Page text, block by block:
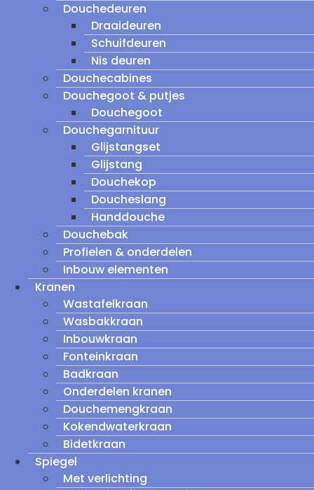
Douchedeuren
Draaideuren
Schuifdeuren
Nis deuren
Douchecabines
Douchegoot & putjes
Douchegoot
Douchegarnituur
Glijstangset
Glijstang
Douchekop
Doucheslang
Handdouche
Douchebak
Profielen & onderdelen
Inbouw elementen
Kranen
Wastafelkraan
Wasbakkraan
Inbouwkraan
Fonteinkraan
Badkraan
Onderdelen kranen
Douchemengkraan
Kokendwaterkraan
Bidetkraan
Spiegel
Met verlichting